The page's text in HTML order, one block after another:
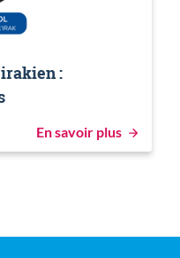
:
En savoir plus